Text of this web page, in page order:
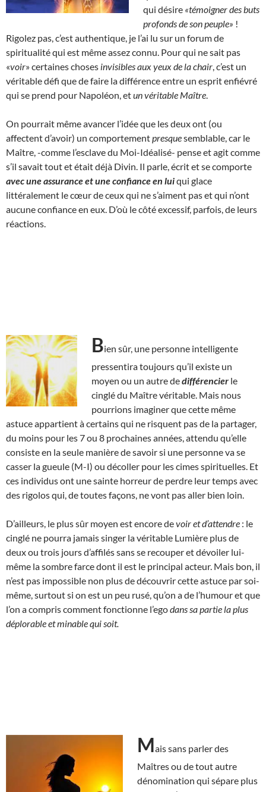
qui désire «témoigner des buts
profonds de son peuple» !
Rigolez pas, c’est authentique, je l’ai lu sur un forum de
spiritualité qui est même assez connu. Pour qui ne sait pas
«voir» certaines choses invisibles aux yeux de la chair , c’est un
véritable défi que de faire la différence entre un esprit enfiévré
qui se prend pour Napoléon, etun véritable Maître
On pourrait même avancer l’idée que les deux ont (ou
affectent d’avoir) un comportementpresquesemblable, car le
Maître, -comme l’esclave du Moi-Idéalisé- pense et agit comme
s’il savait tout et était déjà Divin. Il parle, écrit et se comporte
avec une assurance et une confiance en luiqui glace
littéralement le cœur de ceux qui ne s’aiment pas et qui n’ont
aucune confiance en eux. D’où le côté excessif, parfois, de leurs
réactions.
Bien sûr, une personne intelligente
pressentira toujours qu’il existe un
moyen ou un autre dedifférencier le
cinglé du Maître véritable. Mais nous
pourrions imaginer que cette même
astuce appartient à certains qui ne risquent pas de la partager,
du moins pour les 7 ou 8 prochaines années, attendu qu’elle
consiste en la seule manière de savoir si une personne va se
casser la gueule (M-I) ou décoller pour les cimes spirituelles. Et
ces individus ont une sainte horreur de perdre leur temps avec
des rigolos qui, de toutes façons, ne vont pas aller bien loin.
D’ailleurs, le plus sûr moyen est encore devoir et d’attendre : le
cinglé ne pourra jamais singer la véritable Lumière plus de
deux ou trois jours d’affilés sans se recouper et dévoiler lui-
même la sombre farce dont il est le principal acteur. Mais bon, il
n’est pas impossible non plus de découvrir cette astuce par soi-
même, surtout si on est un peu rusé, qu’on a de l’humour et que
l’on a compris comment fonctionne l’egodans sa partie la plus
déplorable et minable qui soit.
Mais sans parler des
Maîtres ou de tout autre
dénomination qui sépare plus